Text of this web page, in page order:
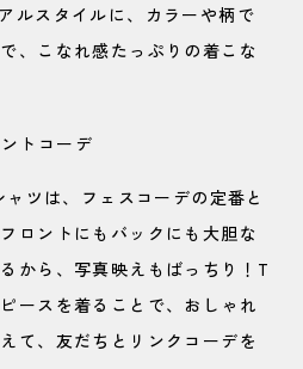
ルスタイルに、カラーや柄で
、こなれ感たっぷりの着こな
ツは、フェスコーデの定番と
ロントにもバックにも大胆な
から、写真映えもばっちり！T
ースを着ることで、おしゃれ
て、友だちとリンクコーデを